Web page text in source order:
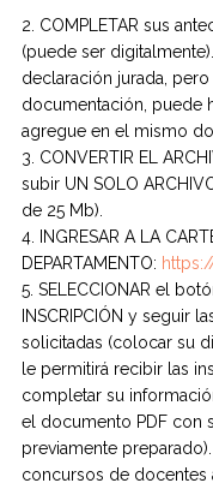
2. COMPLETAR sus
(puede ser
declaración jurada,
documentación, puede
agregue en el mismo
3. CONVERTIR EL
subir UN SOLO
de 25 Mb).
4. INGRESAR A LA
DEPARTAMENTO:
5. SELECCIONAR el
INSCRIPCIÓN y seguir
solicitadas (colocar su
le permitirá recibir las
completar su
el documento PDF con
previamente
concursos de docentes